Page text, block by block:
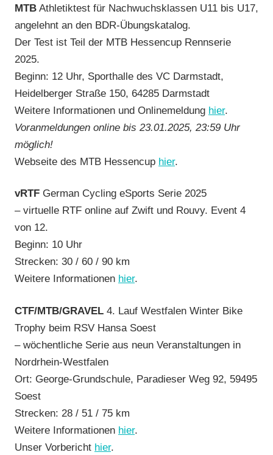
MTB Athletiktest für Nachwuchsklassen U11 bis U17,
angelehnt an den BDR-Übungskatalog.
Der Test ist Teil der MTB Hessencup Rennserie
2025.
Beginn: 12 Uhr, Sporthalle des VC Darmstadt,
Heidelberger Straße 150, 64285 Darmstadt
Weitere Informationen und Onlinemeldung hier.
Voranmeldungen online bis 23.01.2025, 23:59 Uhr
möglich!
Webseite des MTB Hessencup hier.
vRTF German Cycling eSports Serie 2025
– virtuelle RTF online auf Zwift und Rouvy. Event 4
von 12.
Beginn: 10 Uhr
Strecken: 30 / 60 / 90 km
Weitere Informationen hier.
CTF/MTB/GRAVEL 4. Lauf Westfalen Winter Bike
Trophy beim RSV Hansa Soest
– wöchentliche Serie aus neun Veranstaltungen in
Nordrhein-Westfalen
Ort: George-Grundschule, Paradieser Weg 92, 59495
Soest
Strecken: 28 / 51 / 75 km
Weitere Informationen hier.
Unser Vorbericht hier.